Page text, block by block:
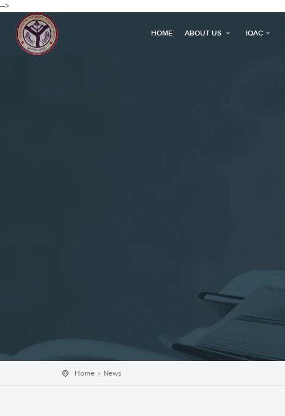
-->
HOME ABOUT US IQAC
Home News